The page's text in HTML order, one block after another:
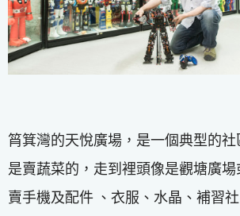
筲箕灣的天悅廣場，是一個典型的
是賣蔬菜的，走到裡頭像是觀塘廣場
賣手機及配件 、衣服、水晶、補習